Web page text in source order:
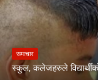
समाचार
स्कुल, कलेजहरुले